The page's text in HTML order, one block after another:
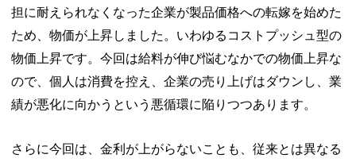
担に耐えられなくなった企業が製品価格への転嫁を始めた
ため、物価が上昇しました。いわゆるコストプッシュ型の
物価上昇です。今回は給料が伸び悩むなかでの物価上昇な
ので、個人は消費を控え、企業の売り上げはダウンし、業
績が悪化に向かうという悪循環に陥りつつあります。
さらに今回は、金利が上がらないことも、従来とは異なる